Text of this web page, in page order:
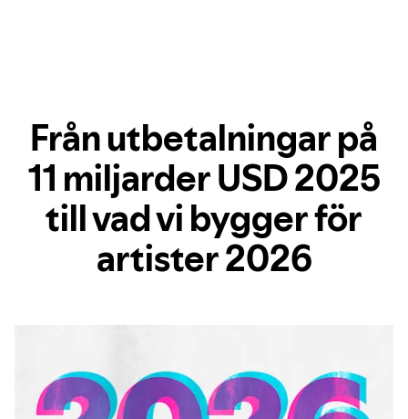
Från utbetalningar på
11 miljarder USD 2025
till vad vi bygger för
artister 2026